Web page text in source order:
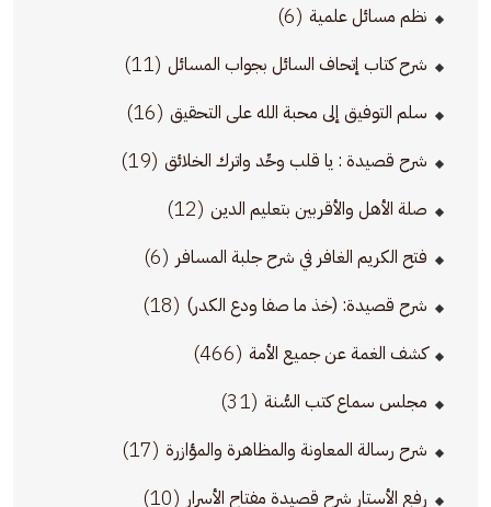
نظم مسائل علمية (6)
شرح كتاب إتحاف السائل بجواب المسائل (11)
سلم التوفيق إلى محبة الله على التحقيق (16)
شرح قصيدة : يا قلب وحِّد واترك الخلائق (19)
صلة الأهل والأقربين بتعليم الدين (12)
فتح الكريم الغافر في شرح جلبة المسافر (6)
شرح قصيدة: (خذ ما صفا ودع الكدر) (18)
كشف الغمة عن جميع الأمة (466)
مجلس سماع كتب السُّنة (31)
شرح رسالة المعاونة والمظاهرة والمؤازرة (17)
رفع الأستار شرح قصيدة مفتاح الأسرار (10)